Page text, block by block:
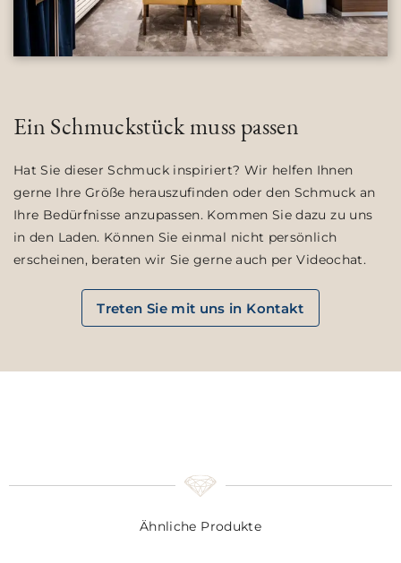
Ein Schmuckstück muss passen
Hat Sie dieser Schmuck inspiriert? Wir helfen Ihnen
gerne Ihre Größe herauszufinden oder den Schmuck an
Ihre Bedürfnisse anzupassen. Kommen Sie dazu zu uns
in den Laden. Können Sie einmal nicht persönlich
erscheinen, beraten wir Sie gerne auch per Videochat.
Treten Sie mit uns in Kontakt
Ähnliche Produkte